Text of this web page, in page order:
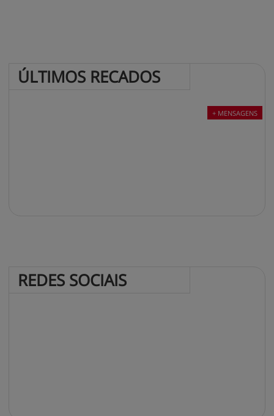
ÚLTIMOS RECADOS
+ MENSAGENS
REDES SOCIAIS